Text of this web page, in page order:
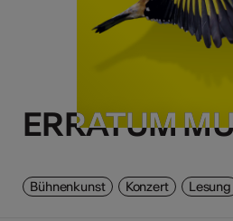
ERRATUM
ERRATUM
Bühnenkunst Konzert Lesung